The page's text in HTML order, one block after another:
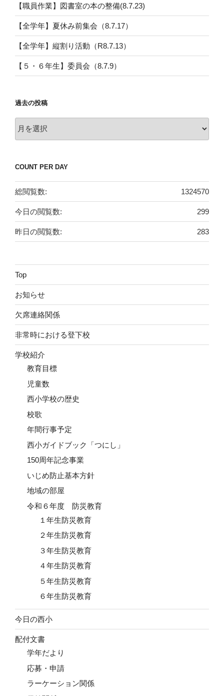
【職員作業】図書室の本の整備(8.7.23)
【全学年】夏休み前集会（8.7.17）
【全学年】縦割り活動（R8.7.13）
【５・６年生】委員会（8.7.9）
過去の投稿
過
稿
COUNT PER DAY
1324570
総閲覧数:
299
今日の閲覧数:
283
昨日の閲覧数:
Top
お知らせ
欠席連絡関係
非常時における登下校
学校紹介
教育目標
児童数
西小学校の歴史
校歌
年間行事予定
西小ガイドブック「つにし」
150周年記念事業
いじめ防止基本方針
地域の部屋
令和６年度 防災教育
１年生防災教育
２年生防災教育
３年生防災教育
４年生防災教育
５年生防災教育
６年生防災教育
今日の西小
配付文書
学年だより
応募・申請
ラーケーション関係